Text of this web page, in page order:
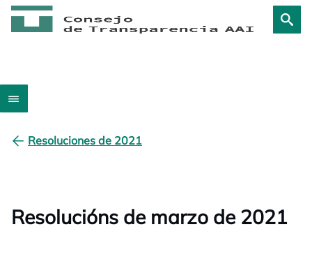
Resoluciones de 2021
Resolucións de marzo de 2021